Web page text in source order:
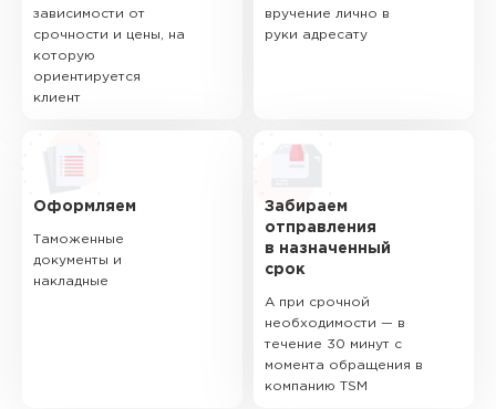
зависимости от
срочности и цены, на
которую
ориентируется
клиент
вручение лично в
руки адресату
Оформляем
Таможенные
документы и
накладные
Забираем
отправления
в назначенный
срок
А при срочной
необходимости — в
течение 30 минут с
момента обращения в
компанию TSM